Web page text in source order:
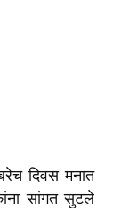
दिवस मनात
सांगत सुटले